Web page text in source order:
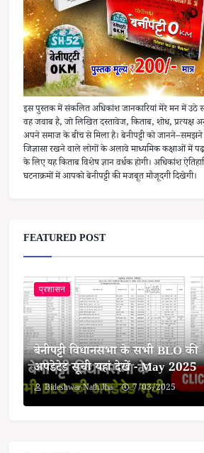
इस पुस्तक में संकलित अधिकांश जानकारियां मेरे मन में उठे
वह जवाब है, जो लिखित दस्तावेज, किताब, शोध, प्रत्यक्ष
अपने समाज के बीच से मिला है। बेनीपट्टी को
जिज्ञासा रखने वाले लोगों के अलावे माध्यमिक कक्षाओं में पढ़
के लिए यह किताब विशेष ज्ञान वर्धक होगी। अधिकांश
घटनाक्रमों में आपको बेनीपट्टी की मजबूत मौजूदगी दिखेगी।
FEATURED POST
प्रशासन
बेनीपट्टी विधानसभा के सभी BLO की
अपडेटेड सूची यहां देखें - May 2025
Bideshwar Nath Jha 7/03/2025